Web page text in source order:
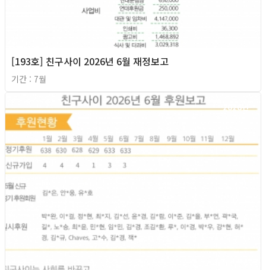
[193호] 친구사이 2026년 6월 재정보고
기간 : 7월
2026년